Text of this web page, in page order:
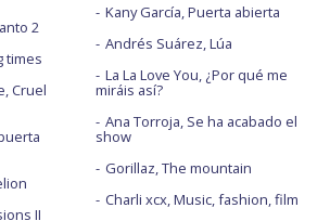
2
times
Cruel
II
Kany García, Puerta abierta
Andrés Suárez, Lúa
La La Love You, ¿Por qué me
miráis así?
Ana Torroja, Se ha acabado el
show
Gorillaz, The mountain
Charli xcx, Music, fashion, film